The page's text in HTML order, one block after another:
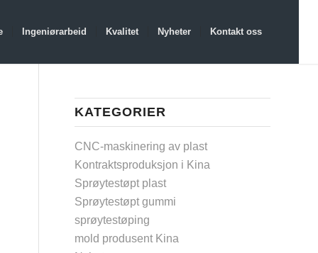
Ingeniørarbeid Kvalitet Nyheter Kontakt oss
KATEGORIER
CNC-maskinering av plast
Kontraktsproduksjon i Kina
Sprøytestøpt plast
Sprøytestøpt gummi
sprøytestøping
mold produsent Kina